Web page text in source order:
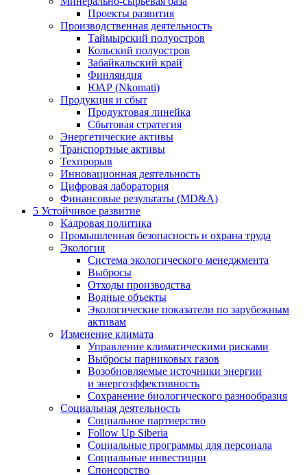
Проекты развития
Производственная деятельность
Таймырский полуостров
Кольский полуостров
Забайкальский край
Финляндия
ЮАР (Nkomati)
Продукция и сбыт
Продуктовая линейка
Сбытовая стратегия
Энергетические активы
Транспортные активы
Техпрорыв
Инновационная деятельность
Цифровая лаборатория
Финансовые результаты (MD&A)
5 Устойчивое развитие
Кадровая политика
Промышленная безопасность и охрана труда
Экология
Система экологического менеджмента
Выбросы
Отходы производства
Водные объекты
Экологические показатели по зарубежным
активам
Изменение климата
Управление климатическими рисками
Выбросы парниковых газов
Возобновляемые источники энергии
и энергоэффективность
Сохранение биологического разнообразия
Социальная деятельность
Социальное партнерство
Follow Up Siberia
Социальные программы для персонала
Социальные инвестиции
Спонсорство